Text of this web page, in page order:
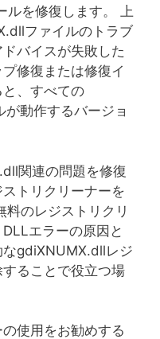
ルを修復します。 上
ファイルのトラブ
バイスが失敗した
修復または修復イ
、すべての
動作するバージョ
関連の問題を修復
トリクリーナーを
のレジストリクリ
エラーの原因と
なgdiXNUMX.dllレジ
ることで役立つ場
使用をお勧めする